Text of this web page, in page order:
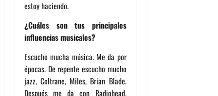
estoy haciendo.
¿Cuáles son tus principales
influencias musicales?
Escucho mucha música. Me da por
épocas. De repente escucho mucho
jazz, Coltrane, Miles, Brian Blade.
Después me da con Radiohead,